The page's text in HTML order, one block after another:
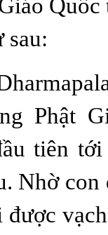
sau:
Phật
tiên tới
Nhờ con